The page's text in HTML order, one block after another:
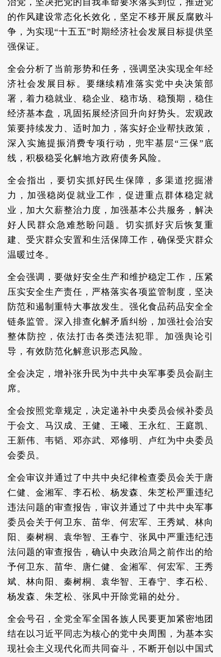
治党，坚决把党的自我革命要求落实到位，推进党
的作风建设常态化长效化，坚定不移开展反腐败斗
争，为实现“十五五”时期经济社会发展目标提供坚
强保证。
全会分析了当前形势和任务，强调坚决实现全年经
济社会发展目标。要继续精准落实党中央决策部
署，着力稳就业、稳企业、稳市场、稳预期，稳住
经济基本盘，巩固拓展经济回升向好势头。宏观政
策要持续发力、适时加力，落实好企业帮扶政策，
深入实施提振消费专项行动，兜牢基层“三保”底
线，积极稳妥化解地方政府债务风险。
全会指出，要切实抓好民生保障，多渠道挖掘潜
力，加强稳岗促就业工作，促进重点群体稳定就
业，加大欠薪整治力度，加强基本公共服务，解决
好人民群众急难愁盼问题。切实抓好灾后恢复重
建、受灾群众安置和生活保障工作，确保受灾群众
温暖过冬。
全会强调，要做好安全生产和维护稳定工作，压紧
压实安全生产责任，严格落实各项监管制度，坚决
防范和遏制重特大事故发生。强化食品药品安全全
链条监管。深入排查化解矛盾纠纷，加强社会治安
整体防控，依法打击各类违法犯罪。加强舆论引
导，有效防范化解意识形态风险。
全会决定，增补张升民为中共中央军事委员会副主
席。
全会按照党章规定，决定递补中央委员会候补委员
于会文、马汉成、王健、王曦、王永红、王庭凯、
王新伟、韦韬、邓亦武、邓修明、卢红为中央委员
会委员。
全会审议并通过了中共中央纪律检查委员会关于唐
仁健、金湘军、李石松、杨发森、朱芝松严重违纪
违法问题的审查报告，审议并通过了中共中央军事
委员会关于何卫东、苗华、何宏军、王秀斌、林向
阳、秦树桐、袁华智、王春宁、张凤中严重违纪违
法问题的审查报告，确认中央政治局之前作出的给
予何卫东、苗华、唐仁健、金湘军、何宏军、王秀
斌、林向阳、秦树桐、袁华智、王春宁、李石松、
杨发森、朱芝松、张凤中开除党籍的处分。
全会号召，全党全军全国各族人民要更加紧密地团
结在以习近平同志为核心的党中央周围，为基本实
现社会主义现代化而共同奋斗，不断开创以中国式